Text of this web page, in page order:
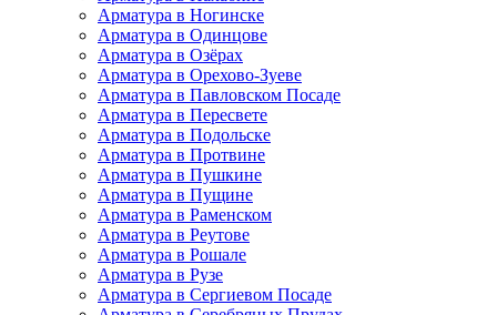
Арматура в Ногинске
Арматура в Одинцове
Арматура в Озёрах
Арматура в Орехово-Зуеве
Арматура в Павловском Посаде
Арматура в Пересвете
Арматура в Подольске
Арматура в Протвине
Арматура в Пушкине
Арматура в Пущине
Арматура в Раменском
Арматура в Реутове
Арматура в Рошале
Арматура в Рузе
Арматура в Сергиевом Посаде